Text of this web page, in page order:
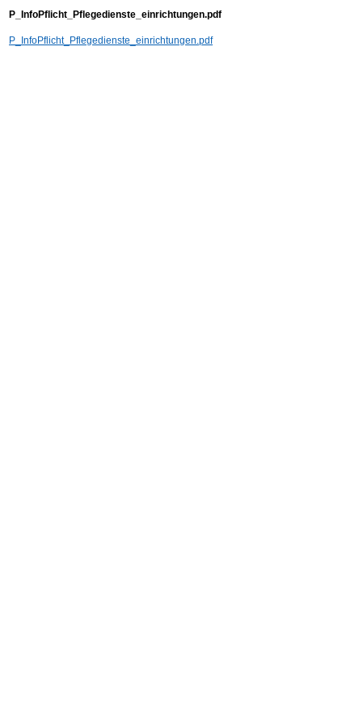
P_InfoPflicht_Pflegedienste_einrichtungen.pdf
P_InfoPflicht_Pflegedienste_einrichtungen.pdf